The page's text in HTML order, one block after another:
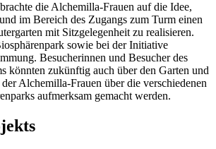
die Alchemilla-Frauen auf die Idee,
im Bereich des Zugangs zum Turm einen
mit Sitzgelegenheit zu realisieren.
sowie bei der Initiative
Besucherinnen und Besucher des
könnten zukünftig auch über den Garten und
Alchemilla-Frauen über die verschiedenen
aufmerksam gemacht werden.